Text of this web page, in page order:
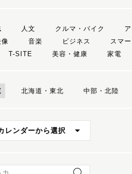
人文 クルマ・バイク
像 音楽 ビジネス スマ
T-SITE 美容・健康 家電
北海道・東北 中部・北陸
レンダーから選択